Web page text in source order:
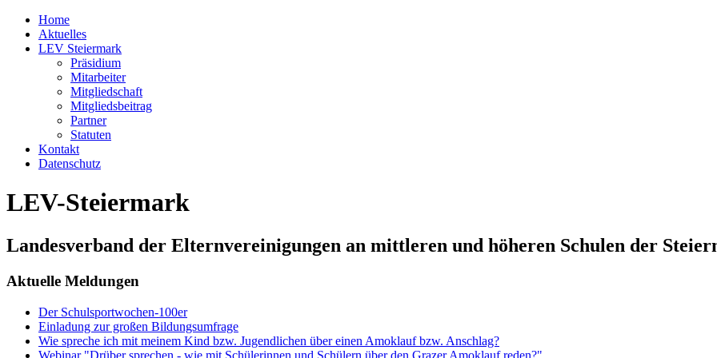
Home
Aktuelles
LEV Steiermark
Präsidium
Mitarbeiter
Mitgliedschaft
Mitgliedsbeitrag
Partner
Statuten
Kontakt
Datenschutz
LEV-Steiermark
Landesverband der Elternvereinigungen an mittleren und höheren Schulen der
Aktuelle Meldungen
Der Schulsportwochen-100er
Einladung zur großen Bildungsumfrage
Wie spreche ich mit meinem Kind bzw. Jugendlichen über einen Amoklauf bzw. Anschlag?
Webinar "Drüber sprechen - wie mit Schülerinnen und Schülern über den Grazer Amoklauf reden?"